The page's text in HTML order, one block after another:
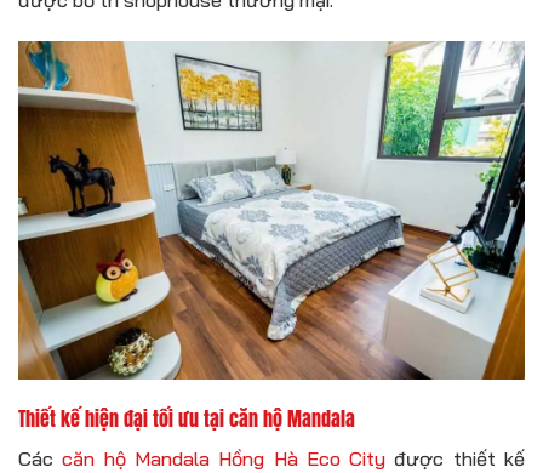
Thiết kế hiện đại tối ưu tại căn hộ Mandala
Cáccăn hộ Mandala Hồng Hà Eco City được thiết kế